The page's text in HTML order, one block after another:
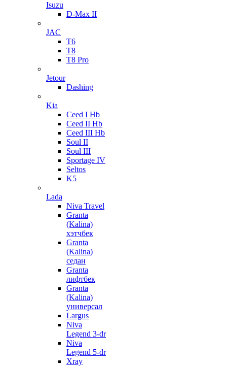
Isuzu
D-Max II
JAC
T6
T8
T8 Pro
Jetour
Dashing
Kia
Ceed I Hb
Ceed II Hb
Ceed III Hb
Soul II
Soul III
Sportage IV
Seltos
K5
Lada
Niva Travel
Granta
(Kalina)
хэтчбек
Granta
(Kalina)
седан
Granta
лифтбек
Granta
(Kalina)
универсал
Largus
Niva
Legend 3-dr
Niva
Legend 5-dr
Xray